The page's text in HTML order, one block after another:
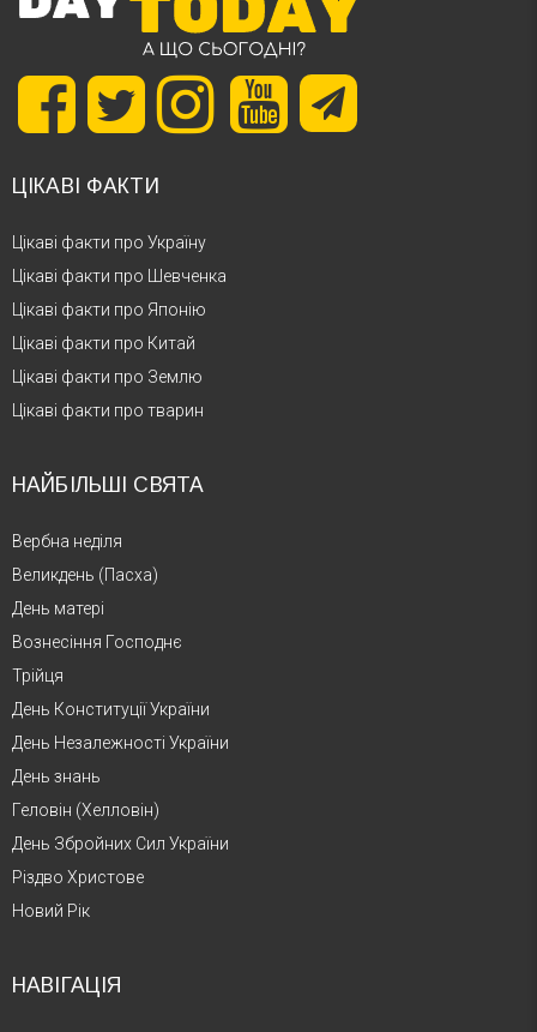
ЦІКАВІ ФАКТИ
Цікаві факти про Україну
Цікаві факти про Шевченка
Цікаві факти про Японію
Цікаві факти про Китай
Цікаві факти про Землю
Цікаві факти про тварин
НАЙБІЛЬШІ СВЯТА
Вербна неділя
Великдень (Пасха)
День матері
Вознесіння Господнє
Трійця
День Конституції України
День Незалежності України
День знань
Геловін (Хелловін)
День Збройних Сил України
Різдво Христове
Новий Рік
НАВІГАЦІЯ